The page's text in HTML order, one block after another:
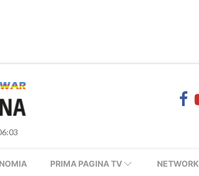
PRIMA PAGINA TV NETWORK